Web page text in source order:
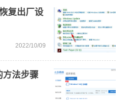
复出厂设
2022/10/09
法步骤